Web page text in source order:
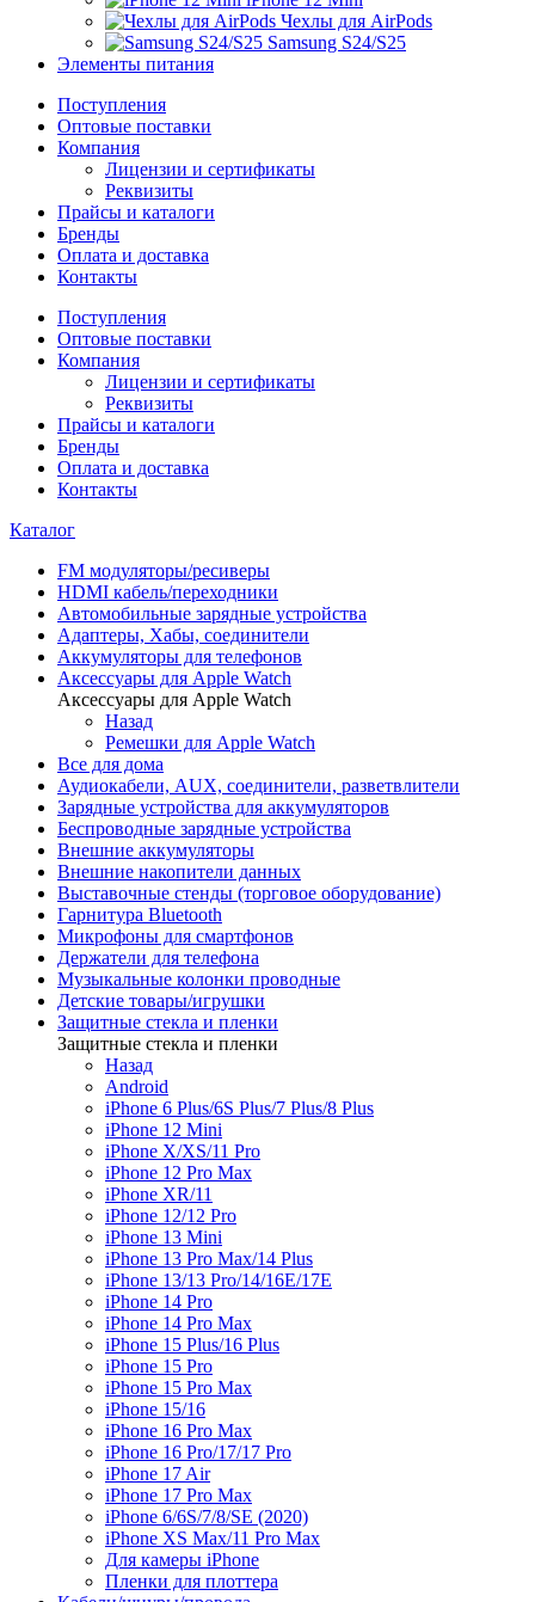
Чехлы для AirPods
Samsung S24/S25
Элементы питания
Поступления
Оптовые поставки
Компания
Лицензии и сертификаты
Реквизиты
Прайсы и каталоги
Бренды
Оплата и доставка
Контакты
Поступления
Оптовые поставки
Компания
Лицензии и сертификаты
Реквизиты
Прайсы и каталоги
Бренды
Оплата и доставка
Контакты
Каталог
FM модуляторы/ресиверы
HDMI кабель/переходники
Автомобильные зарядные устройства
Адаптеры, Хабы, соединители
Аккумуляторы для телефонов
Аксессуары для Apple Watch
Аксессуары для Apple Watch
Назад
Ремешки для Apple Watch
Все для дома
Аудиокабели, AUX, соединители, разветвлители
Зарядные устройства для аккумуляторов
Беспроводные зарядные устройства
Внешние аккумуляторы
Внешние накопители данных
Выставочные стенды (торговое оборудование)
Гарнитура Bluetooth
Микрофоны для смартфонов
Держатели для телефона
Музыкальные колонки проводные
Детские товары/игрушки
Защитные стекла и пленки
Защитные стекла и пленки
Назад
Android
iPhone 6 Plus/6S Plus/7 Plus/8 Plus
iPhone 12 Mini
iPhone X/XS/11 Pro
iPhone 12 Pro Max
iPhone XR/11
iPhone 12/12 Pro
iPhone 13 Mini
iPhone 13 Pro Max/14 Plus
iPhone 13/13 Pro/14/16E/17E
iPhone 14 Pro
iPhone 14 Pro Max
iPhone 15 Plus/16 Plus
iPhone 15 Pro
iPhone 15 Pro Max
iPhone 15/16
iPhone 16 Pro Max
iPhone 16 Pro/17/17 Pro
iPhone 17 Air
iPhone 17 Pro Max
iPhone 6/6S/7/8/SE (2020)
iPhone XS Max/11 Pro Max
Для камеры iPhone
Пленки для плоттера